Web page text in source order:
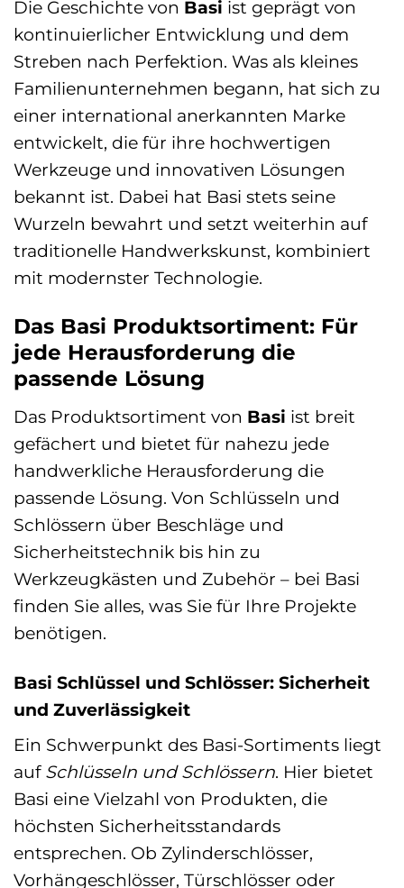
Die Geschichte von Basi ist geprägt von
kontinuierlicher Entwicklung und dem
Streben nach Perfektion. Was als kleines
Familienunternehmen begann, hat sich zu
einer international anerkannten Marke
entwickelt, die für ihre hochwertigen
Werkzeuge und innovativen Lösungen
bekannt ist. Dabei hat Basi stets seine
Wurzeln bewahrt und setzt weiterhin auf
traditionelle Handwerkskunst, kombiniert
mit modernster Technologie.
Das Basi Produktsortiment: Für
jede Herausforderung die
passende Lösung
Das Produktsortiment von Basi ist breit
gefächert und bietet für nahezu jede
handwerkliche Herausforderung die
passende Lösung. Von Schlüsseln und
Schlössern über Beschläge und
Sicherheitstechnik bis hin zu
Werkzeugkästen und Zubehör – bei Basi
finden Sie alles, was Sie für Ihre Projekte
benötigen.
Basi Schlüssel und Schlösser: Sicherheit
und Zuverlässigkeit
Ein Schwerpunkt des Basi-Sortiments liegt
auf Schlüsseln und Schlössern. Hier bietet
Basi eine Vielzahl von Produkten, die
höchsten Sicherheitsstandards
entsprechen. Ob Zylinderschlösser,
Vorhängeschlösser, Türschlösser oder